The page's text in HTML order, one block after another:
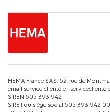
HEMA France SAS, 52 rue de
email service clientèle :
SIREN 505 393 942
SIRET du siège social 505 393 942